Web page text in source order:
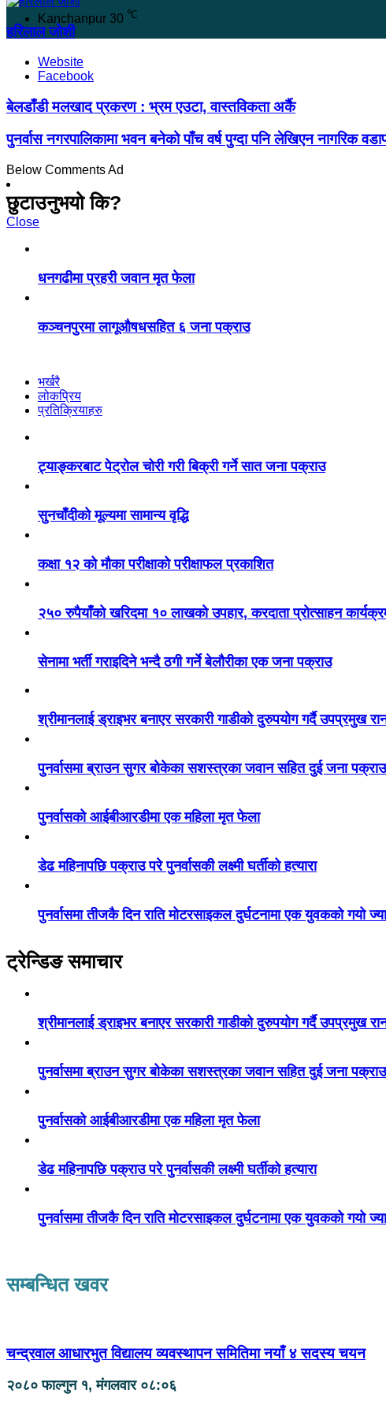
Kanchanpur 30 ℃
हरिलाल जोशी
Website
Facebook
बेलडाँडी मलखाद प्रकरण : भ्रम एउटा, वास्तविकता अर्कै
पुनर्वास नगरपालिकामा भवन बनेको पाँच वर्ष पुग्दा पनि लेखिएन नागरिक
Below Comments Ad
छुटाउनुभयो कि?
Close
धनगढीमा प्रहरी जवान मृत फेला
कञ्चनपुरमा लागूऔषधसहित ६ जना पक्राउ
भर्खरै
लोकप्रिय
प्रतिक्रियाहरु
ट्याङ्करबाट पेट्रोल चोरी गरी बिक्री गर्ने सात जना पक्राउ
सुनचाँदीको मूल्यमा सामान्य वृद्धि
कक्षा १२ को मौका परीक्षाको परीक्षाफल प्रकाशित
२५० रुपैयाँको खरिदमा १० लाखको उपहार, करदाता प्रोत्साहन
सेनामा भर्ती गराइदिने भन्दै ठगी गर्ने बेलौरीका एक जना पक्राउ
श्रीमानलाई ड्राइभर बनाएर सरकारी गाडीको दुरुपयोग गर्दै उपप्रमुख
पुनर्वासमा ब्राउन सुगर बोकेका सशस्त्रका जवान सहित दुई जना पक्राउ
पुनर्वासको आईबीआरडीमा एक महिला मृत फेला
डेढ महिनापछि पक्राउ परे पुनर्वासकी लक्ष्मी घर्तीको हत्यारा
पुनर्वासमा तीजकै दिन राति मोटरसाइकल दुर्घटनामा एक युवकको गयो
ट्रेन्डिङ समाचार
श्रीमानलाई ड्राइभर बनाएर सरकारी गाडीको दुरुपयोग गर्दै उपप्रमुख
पुनर्वासमा ब्राउन सुगर बोकेका सशस्त्रका जवान सहित दुई जना पक्राउ
पुनर्वासको आईबीआरडीमा एक महिला मृत फेला
डेढ महिनापछि पक्राउ परे पुनर्वासकी लक्ष्मी घर्तीको हत्यारा
पुनर्वासमा तीजकै दिन राति मोटरसाइकल दुर्घटनामा एक युवकको गयो
सम्बन्धित खवर
चन्द्रवाल आधारभुत विद्यालय व्यवस्थापन समितिमा नयाँ ४ सदस्य चयन
२०८० फाल्गुन १, मंगलवार ०८:०६